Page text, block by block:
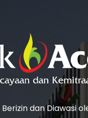
Berizin dan Diawasi